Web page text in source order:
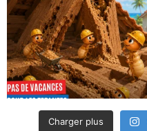
Charger plus